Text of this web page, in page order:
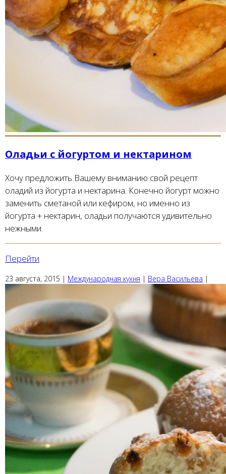
Оладьи с йогуртом и нектарином
Хочу предложить Вашему вниманию свой рецепт
оладий из йогурта и нектарина. Конечно йогурт можно
заменить сметаной или кефиром, но именно из
йогурта + нектарин, оладьи получаются удивительно
нежными.
Перейти
23 августа, 2015 | Международная кухня | Вера Васильева |